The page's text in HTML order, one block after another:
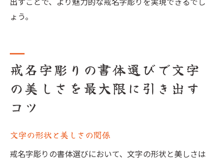
ょう。
戒名字彫りの書体選びで文字
の美しさを最大限に引き出す
コツ
文字の形状と美しさの関係
戒名字彫りの書体選びにおいて、文字の形状と美しさは